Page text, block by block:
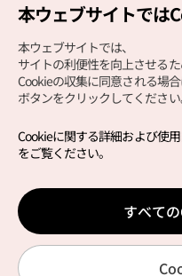
Copyright (c) Korea
サイトエラー報告公式メ
japanese@knto.or.kr
本ウェブサイトでは
本ウェブサイトでは、
サイトの利便性を向上させる
Cookieの収集に同意される場合
ボタンをクリックしてください
Cookieに関する詳細および使
をご覧ください。
すべて